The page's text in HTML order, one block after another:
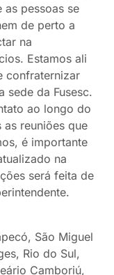
as pessoas se
de perto a
na
Estamos ali
confraternizar
sede da Fusesc.
ao longo do
reuniões que
é importante
na
será feita de
São Miguel
Rio do Sul,
Camboriú,